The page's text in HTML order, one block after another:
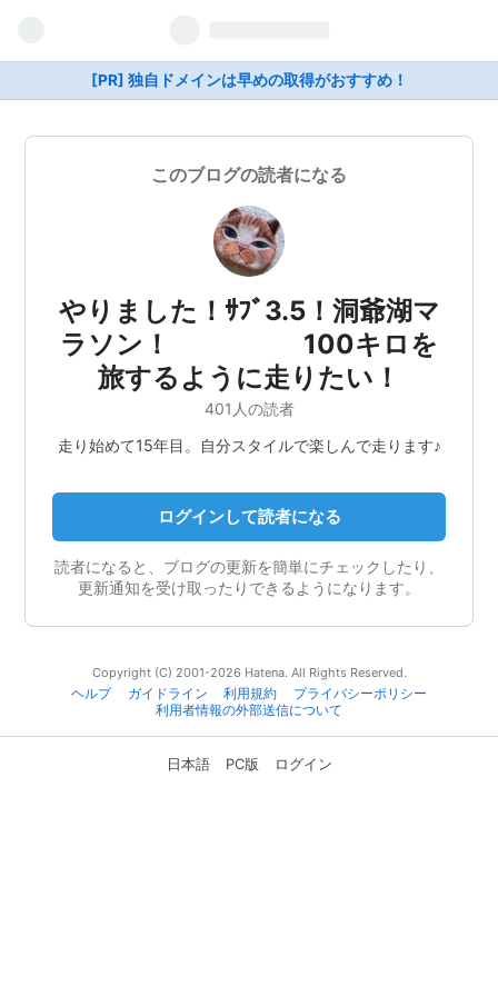
[PR] 独自ドメインは早めの取得がおすすめ！
このブログの読者になる
やりました！ｻﾌﾞ3.5！洞爺湖マ
ラソン！ 100キロを
旅するように走りたい！
401人の読者
走り始めて15年目。自分スタイルで楽しんで走ります♪
ログインして読者になる
読者になると、ブログの更新を簡単にチェックしたり、
更新通知を受け取ったりできるようになります。
Copyright (C) 2001-2026 Hatena. All Rights Reserved.
ヘルプ
ガイドライン 利用規約
プライバシーポリシー
利用者情報の外部送信について
日本語 PC版 ログイン